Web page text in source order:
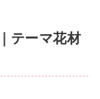
テーマ花材